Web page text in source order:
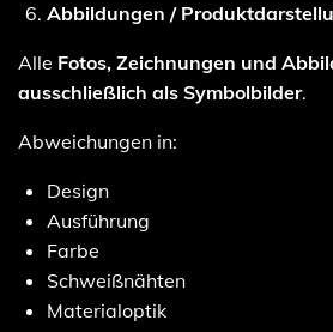
Abbildungen /
Alle Fotos, Zeichnungen und
ausschließlich als Symbolbilder.
Abweichungen in:
Design
Ausführung
Farbe
Schweißnähten
Materialoptik